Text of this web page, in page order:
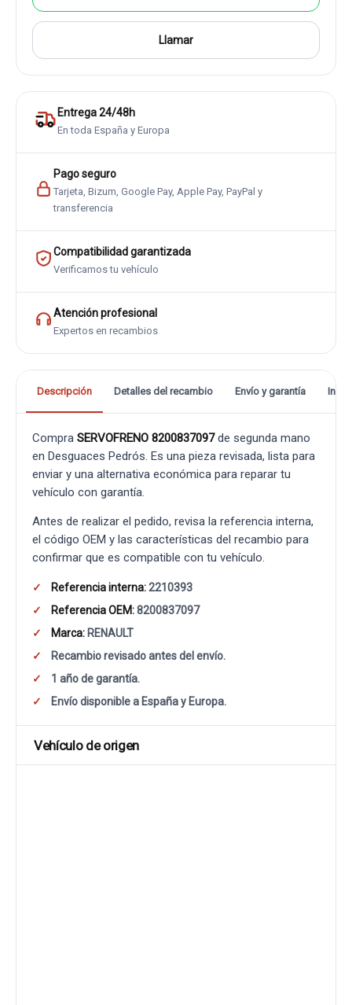
Llamar
Entrega 24/48h
En toda España y Europa
Pago seguro
Tarjeta, Bizum, Google Pay, Apple Pay, PayPal y
transferencia
Compatibilidad garantizada
Verificamos tu vehículo
Atención profesional
Expertos en recambios
Descripción Detalles del recambio Envío y garantía
Compra SERVOFRENO 8200837097de segunda mano
en Desguaces Pedrós. Es una pieza revisada, lista para
enviar y una alternativa económica para reparar tu
vehículo con garantía.
Antes de realizar el pedido, revisa la referencia interna,
el código OEM y las características del recambio para
confirmar que es compatible con tu vehículo.
Referencia interna:2210393
Referencia OEM:8200837097
Marca: RENAULT
Recambio revisado antes del envío.
1 año de garantía.
Envío disponible a España y Europa.
Vehículo de origen